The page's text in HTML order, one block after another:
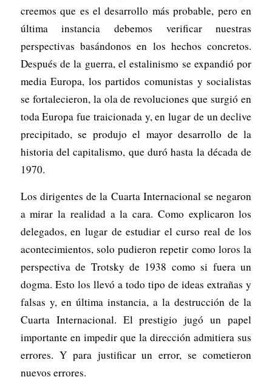
creemos que es el desarrollo más probable, pero en
última instancia debemos verificar nuestras
perspectivas basándonos en los hechos concretos.
Después de la guerra, el estalinismo se expandió por
media Europa, los partidos comunistas y socialistas
se fortalecieron, la ola de revoluciones que surgió en
toda Europa fue traicionada y, en lugar de un declive
precipitado, se produjo el mayor desarrollo de la
historia del capitalismo, que duró hasta la década de
1970.
Los dirigentes de la Cuarta Internacional se negaron
a mirar la realidad a la cara. Como explicaron los
delegados, en lugar de estudiar el curso real de los
acontecimientos, solo pudieron repetir como loros la
perspectiva de Trotsky de 1938 como si fuera un
dogma. Esto los llevó a todo tipo de ideas extrañas y
falsas y, en última instancia, a la destrucción de la
Cuarta Internacional. El prestigio jugó un papel
importante en impedir que la dirección admitiera sus
errores. Y para justificar un error, se cometieron
nuevos errores.